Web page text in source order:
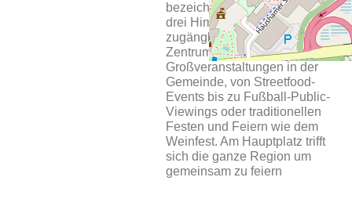
bezeichnet. Der offene, von
drei Himmelsrichtungen
zugängliche Platz ist das
Zentrum für nahezu alle
Großveranstaltungen in der
Gemeinde, von Streetfood-
Events bis zu Fußball-Public-
Viewings oder traditionellen
Festen und Feiern wie dem
Weinfest. Am Hauptplatz trifft
sich die ganze Region um
gemeinsam zu feiern